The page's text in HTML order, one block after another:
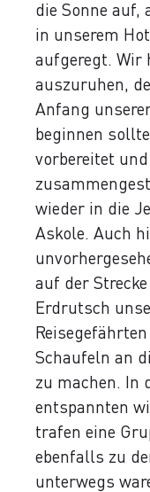
die Sonne auf,
in unserem
aufgeregt. Wir
auszuruhen,
Anfang
beginnen
vorbereitet
wieder in die
Askole. Auch
auf der
Erdrutsch
Schaufeln an
zu machen. In
entspannten
trafen eine
ebenfalls zu
unterwegs